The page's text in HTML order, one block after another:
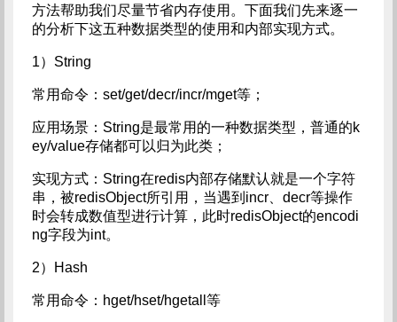
方法帮助我们尽量节省内存使用。下面我们先来逐一
的分析下这五种数据类型的使用和内部实现方式。
1）String
常用命令：set/get/decr/incr/mget等；
应用场景：String是最常用的一种数据类型，普通的k
ey/value存储都可以归为此类；
实现方式：String在redis内部存储默认就是一个字符
串，被redisObject所引用，当遇到incr、decr等操作
时会转成数值型进行计算，此时redisObject的encodi
ng字段为int。
2）Hash
常用命令：hget/hset/hgetall等